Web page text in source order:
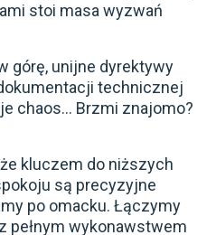
stoi masa wyzwań
górę, unijne dyrektywy
technicznej
chaos… Brzmi znajomo?
kluczem do niższych
są precyzyjne
po omacku. Łączymy
pełnym wykonawstwem